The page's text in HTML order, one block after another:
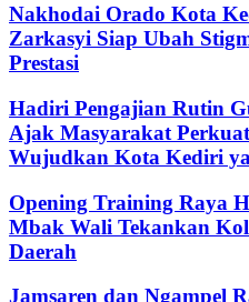
Nakhodai Orado Kota
Zarkasyi Siap Ubah
Prestasi
Hadiri Pengajian Rutin
Ajak Masyarakat
Wujudkan Kota Kediri
Opening Training Raya
Mbak Wali Tekankan
Daerah
Jamsaren dan Ngampel